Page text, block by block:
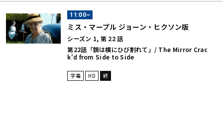
11:00~
ミス・マープル ジョーン・ヒクソン版
シーズン 1, 第 22 話
第22話「鏡は横にひび割れて」/ The Mirror Crac
k'd from Side to Side
字幕 HD 終